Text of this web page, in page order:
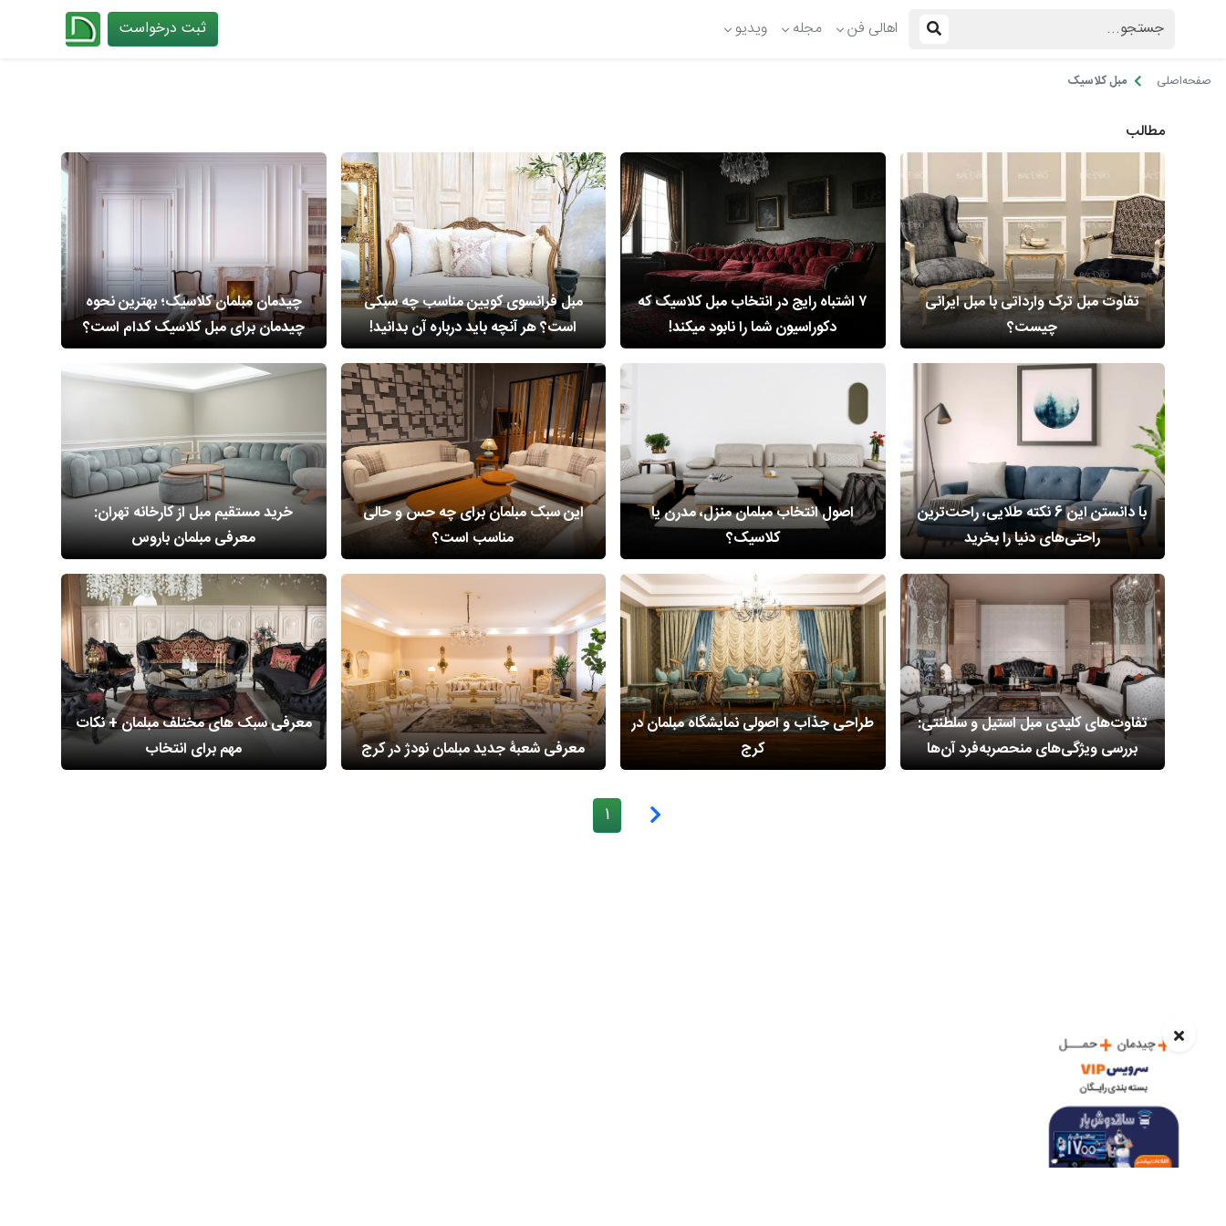
اهالی فن مجله ویدیو ثبت درخواست
صفحه‌اصلی مبل کلاسیک
مطالب
تفاوت مبل ترک وارداتی با مبل ایرانی
چیست؟
۷ اشتباه رایج در انتخاب مبل کلاسیک که
دکوراسیون شما را نابود میکند!
مبل فرانسوی کویین مناسب چه سبکی
است؟ هر آنچه باید درباره آن بدانید!
چیدمان مبلمان کلاسیک؛ بهترین نحوه
چیدمان برای مبل کلاسیک کدام است؟
با دانستن این 6 نکته طلایی، راحت‌ترین
راحتی‌های دنیا را بخرید
اصول انتخاب مبلمان منزل، مدرن یا
کلاسیک؟
این سبک مبلمان برای چه حس و حالی
مناسب است؟
خرید مستقیم مبل از کارخانه تهران:
معرفی مبلمان باروس
تفاوت‌های کلیدی مبل استیل و سلطنتی:
بررسی ویژگی‌های منحصربه‌فرد آن‌ها
طراحی جذاب و اصولی نمایشگاه مبلمان در
کرج
معرفی شعبۀ جدید مبلمان نودژ در کرج
معرفی سبک های مختلف مبلمان + نکات
مهم برای انتخاب
1